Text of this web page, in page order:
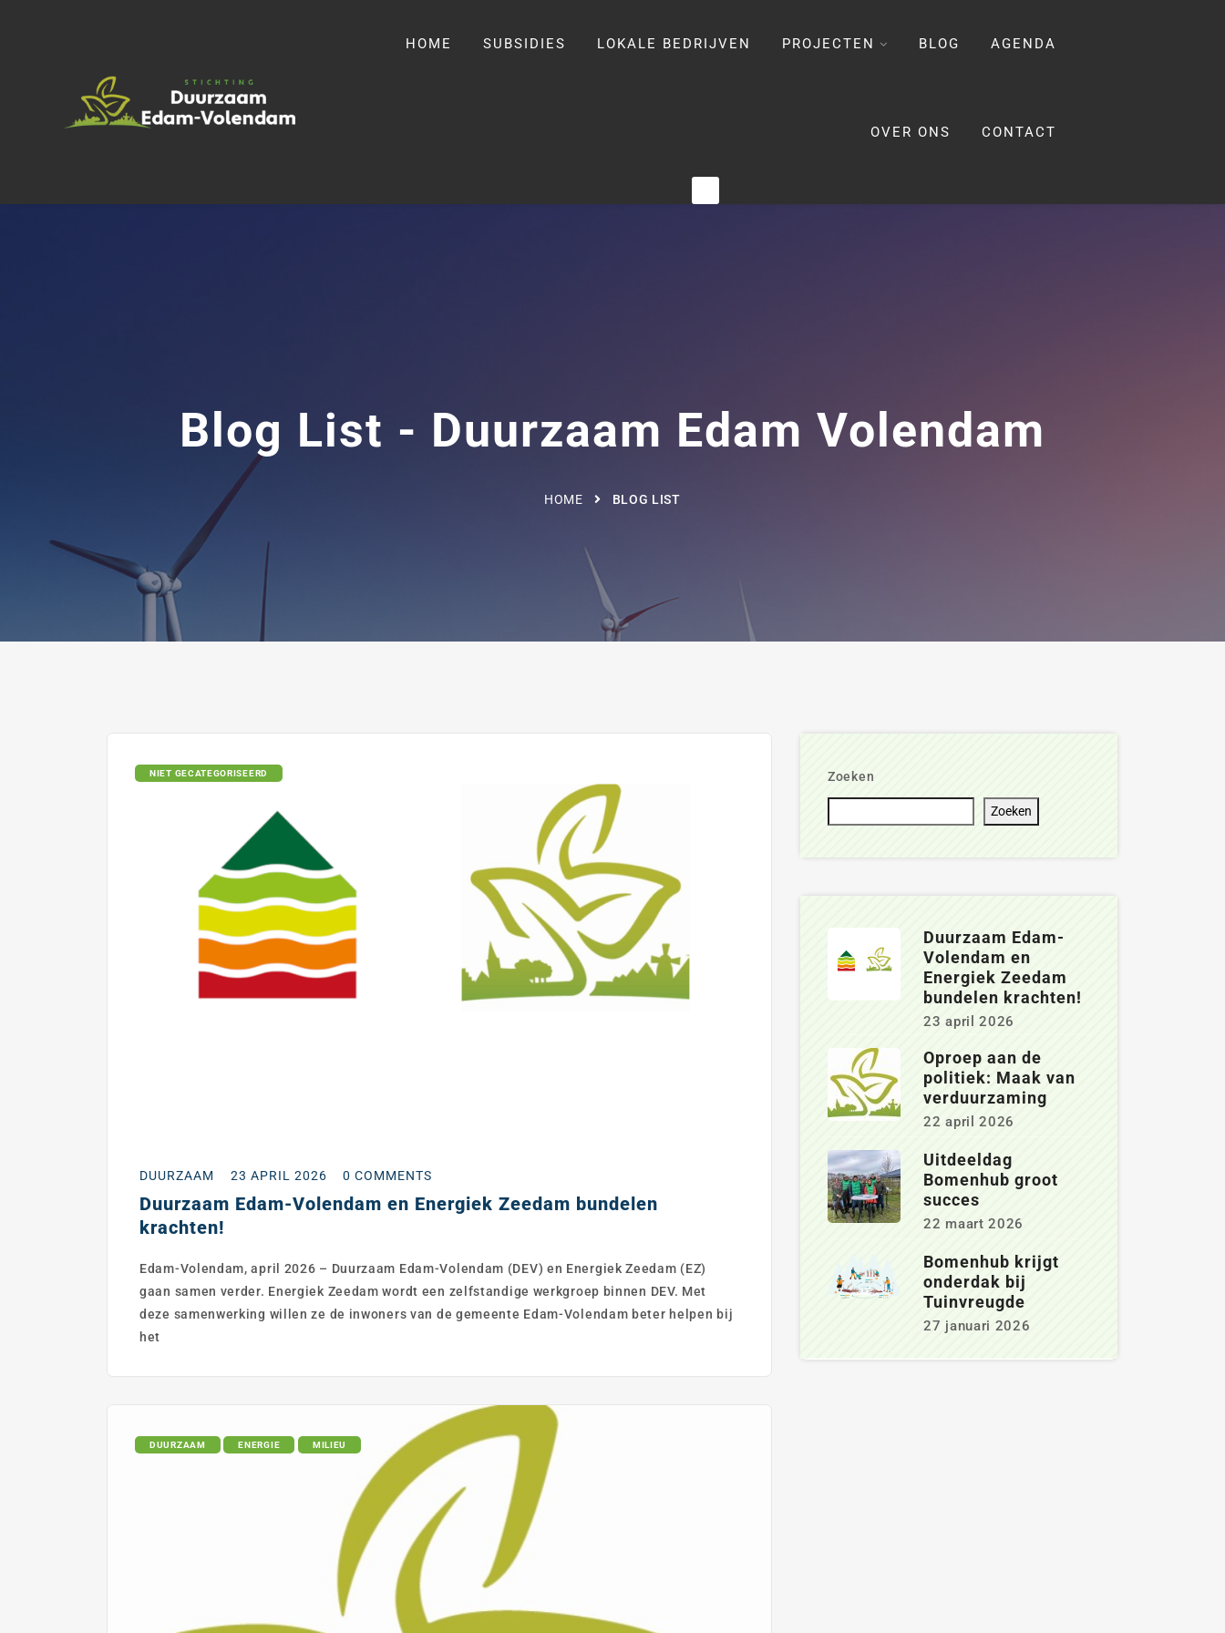
HOME SUBSIDIES LOKALE BEDRIJVEN PROJECTEN BLOG AGENDA
OVER ONS CONTACT
Blog List - Duurzaam Edam Volendam
HOME BLOG LIST
NIET GECATEGORISEERD
DUURZAAM 23 APRIL 2026 0 COMMENTS
Duurzaam Edam-Volendam en Energiek Zeedam bundelen
krachten!
Edam-Volendam, april 2026 – Duurzaam Edam-Volendam (DEV) en Energiek Zeedam (EZ)
gaan samen verder. Energiek Zeedam wordt een zelfstandige werkgroep binnen DEV. Met
deze samenwerking willen ze de inwoners van de gemeente Edam-Volendam beter helpen bij
het
DUURZAAM ENERGIE MILIEU
Zoeken
Zoeken
Duurzaam Edam-
Volendam en
Energiek Zeedam
bundelen krachten!
23 april 2026
Oproep aan de
politiek: Maak van
verduurzaming
22 april 2026
Uitdeeldag
Bomenhub groot
succes
22 maart 2026
Bomenhub krijgt
onderdak bij
Tuinvreugde
27 januari 2026